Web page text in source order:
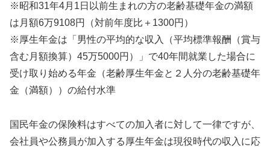
※昭和31年4月1日以前生まれの方の老齢基礎年金の満額
は月額6万9108円（対前年度比＋1300円）
※厚生年金は「男性の平均的な収入（平均標準報酬（賞与
含む月額換算）45万5000円）」で40年間就業した場合に
受け取り始める年金（老齢厚生年金と２人分の老齢基礎年
金（満額））の給付水準
国民年金の保険料はすべての加入者に対して一律ですが、
会社員や公務員が加入する厚生年金は現役時代の収入に応